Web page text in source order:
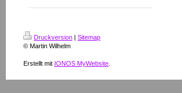
Druckversion | Sitemap
© Martin Wilhelm
Erstellt mit IONOS MyWebsite